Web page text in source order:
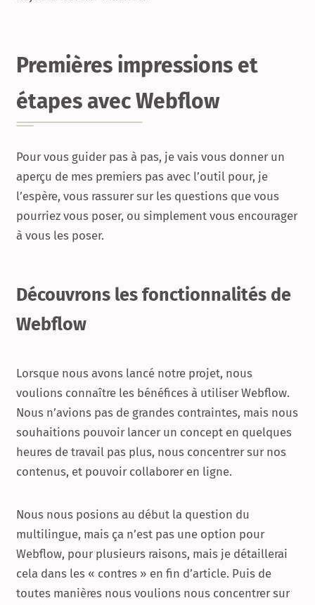
Premières impressions et
étapes avec Webflow
Pour vous guider pas à pas, je vais vous donner un
aperçu de mes premiers pas avec l’outil pour, je
l’espère, vous rassurer sur les questions que vous
pourriez vous poser, ou simplement vous encourager
à vous les poser.
Découvrons les fonctionnalités de
Webflow
Lorsque nous avons lancé notre projet, nous
voulions connaître les bénéfices à utiliser Webflow.
Nous n’avions pas de grandes contraintes, mais nous
souhaitions pouvoir lancer un concept en quelques
heures de travail pas plus, nous concentrer sur nos
contenus, et pouvoir collaborer en ligne.
Nous nous posions au début la question du
multilingue, mais ça n’est pas une option pour
Webflow, pour plusieurs raisons, mais je détaillerai
cela dans les « contres » en fin d’article. Puis de
toutes manières nous voulions nous concentrer sur